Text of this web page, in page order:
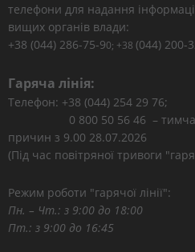
телефони для надання
вищих органів влади:
+38 (044) 286-75-90; +38 (044) 200-
Гаряча лінія:
Телефон: +38 (044) 254 29 76;
0 800 50 56 46 –
причин з 9.00 28.07.2026
(Під час повітряної тривоги
Режим роботи "гарячої лінії":
Пн. – Чт.: з 9:00 до 18:00
Пт.: з 9:00 до 16:45